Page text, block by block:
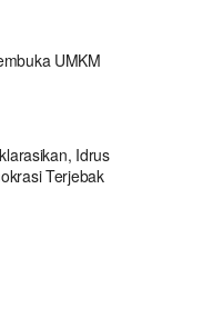
UMKM
Idrus
Terjebak